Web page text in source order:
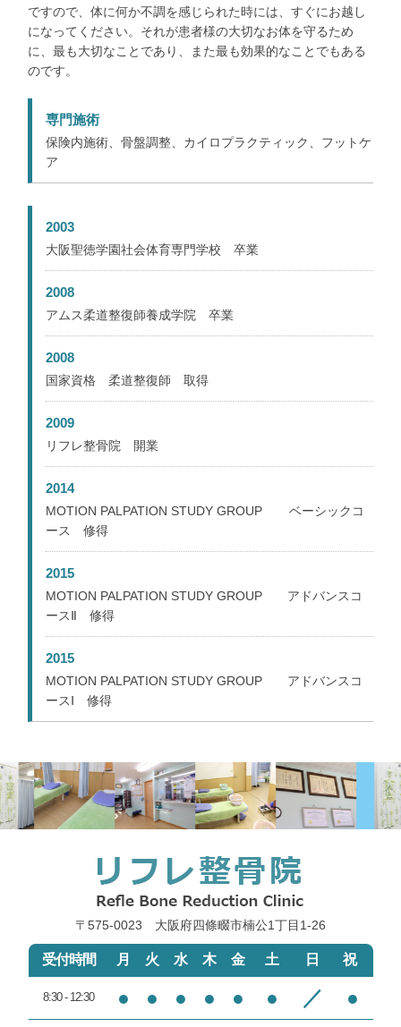
ですので、体に何か不調を感じられた時には、すぐにお越し
になってください。それが患者様の大切なお体を守るため
に、最も大切なことであり、また最も効果的なことでもある
のです。
専門施術
保険内施術、骨盤調整、カイロプラクティック、フットケ
ア
2003
大阪聖徳学園社会体育専門学校 卒業
2008
アムス柔道整復師養成学院 卒業
2008
国家資格 柔道整復師 取得
2009
リフレ整骨院 開業
2014
MOTION PALPATION STUDY GROUP ベーシックコ
ース 修得
2015
MOTION PALPATION STUDY GROUP アドバンスコ
ースⅡ 修得
2015
MOTION PALPATION STUDY GROUP アドバンスコ
ースⅠ 修得
〒575-0023 大阪府四條畷市楠公1丁目1‐26
受付時間 月 火 水 木 金 土 日 祝
8:30 - 12:30 ● ● ● ● ● ● ／ ●